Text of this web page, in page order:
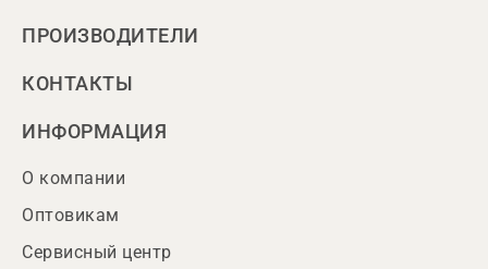
ПРОИЗВОДИТЕЛИ
КОНТАКТЫ
ИНФОРМАЦИЯ
О компании
Оптовикам
Сервисный центр